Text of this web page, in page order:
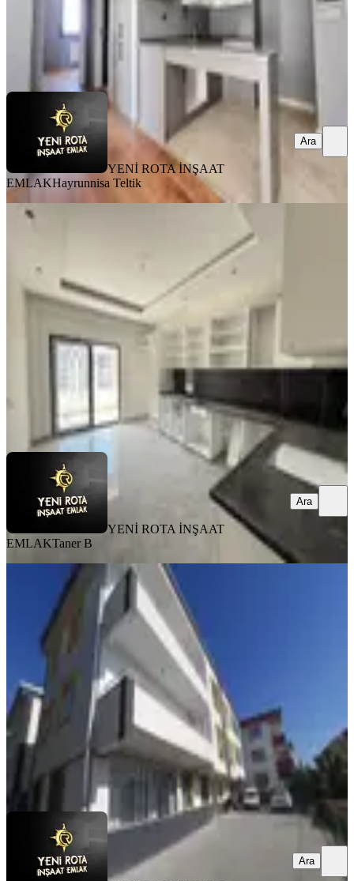
YENİ ROTA İNŞAAT EMLAKHayrunnisa Teltik
YENİ ROTA İNŞAAT
EMLAKHayrunnisa Teltik
Ara
SIFIR BİNA
Yeni Rota'dan Yeni Yapım Çift
Balkonlu Geniş Satlık 4+1 Daire
Onikişubat, Vadi Mahallesi
4+1·250 m² 2. Kat
7.750.000 ₺
YENİ ROTA İNŞAAT EMLAKTaner B
YENİ ROTA İNŞAAT
EMLAKTaner B
Ara
Yeni Rota'dan Sıfır Yapı-yatay
Mimari-az Katlı-satılık 3+1 Daire
Onikişubat, Piri Reis Mahallesi
145 m² ·Düz Giriş (Zemin)
3.750.000 ₺
YENİ ROTA İNŞAAT EMLAKMikail Barışık
Ara
Ara